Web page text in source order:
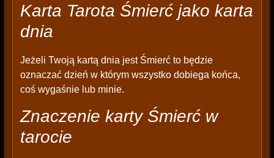
Karta Tarota Śmierć jako karta
dnia
Jeżeli Twoją kartą dnia jest Śmierć to będzie
oznaczać dzień w którym wszystko dobiega końca,
coś wygaśnie lub minie.
Znaczenie karty Śmierć w
tarocie